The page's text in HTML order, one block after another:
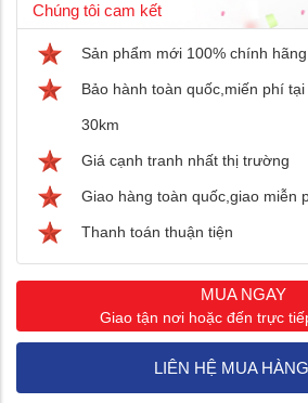
Chúng tôi cam kết
Sản phẩm mới 100% chính hãng
Bảo hành toàn quốc,miến phí
30km
Giá cạnh tranh nhất thị trường
Giao hàng toàn quốc,giao miễn
Thanh toán thuận tiện
MUA NGAY
Giao tận nơi hoặc đến trực
LIÊN HỆ MUA HÀNG